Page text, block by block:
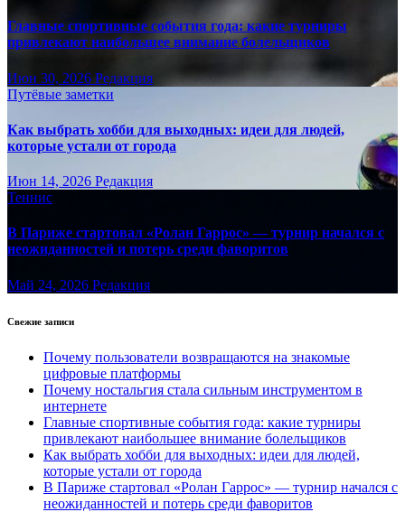
Главные спортивные события года: какие турниры
привлекают наибольшее внимание болельщиков
Июн 30, 2026 Редакция
Путёвые заметки
Как выбрать хобби для выходных: идеи для людей,
которые устали от города
Июн 14, 2026 Редакция
Теннис
В Париже стартовал «Ролан Гаррос» — турнир начался с
неожиданностей и потерь среди фаворитов
Май 24, 2026 Редакция
Свежие записи
Почему пользователи возвращаются на знакомые
цифровые платформы
Почему ностальгия стала сильным инструментом в
интернете
Главные спортивные события года: какие турниры
привлекают наибольшее внимание болельщиков
Как выбрать хобби для выходных: идеи для людей,
которые устали от города
В Париже стартовал «Ролан Гаррос» — турнир начался с
неожиданностей и потерь среди фаворитов